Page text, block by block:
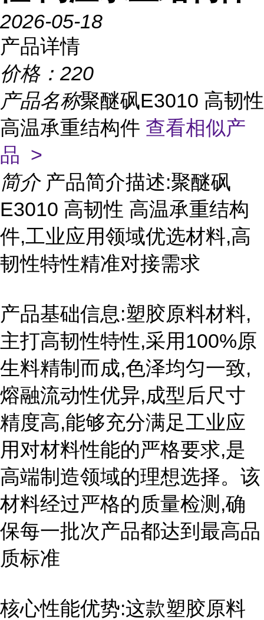
2026-05-18
产品详情
价格： 220
产品名称聚醚砜E3010 高韧性
高温承重结构件 查看相似产
品 >
简介 产品简介描述:聚醚砜
E3010 高韧性 高温承重结构
件,工业应用领域优选材料,高
韧性特性精准对接需求
产品基础信息:塑胶原料材料,
主打高韧性特性,采用100%原
生料精制而成,色泽均匀一致,
熔融流动性优异,成型后尺寸
精度高,能够充分满足工业应
用对材料性能的严格要求,是
高端制造领域的理想选择。该
材料经过严格的质量检测,确
保每一批次产品都达到最高品
质标准
核心性能优势:这款塑胶原料